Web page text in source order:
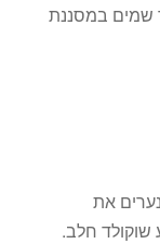
כך שמים במסננת
את
חלב.